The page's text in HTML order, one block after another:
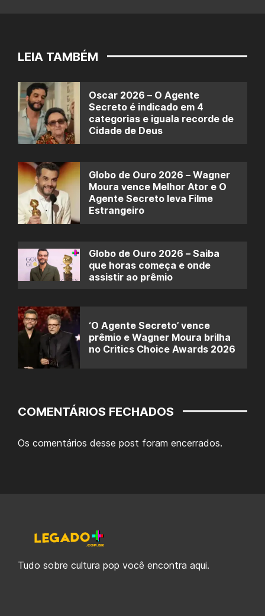
LEIA TAMBÉM
Oscar 2026 – O Agente
Secreto é indicado em 4
categorias e iguala recorde de
Cidade de Deus
Globo de Ouro 2026 – Wagner
Moura vence Melhor Ator e O
Agente Secreto leva Filme
Estrangeiro
Globo de Ouro 2026 – Saiba
que horas começa e onde
assistir ao prêmio
‘O Agente Secreto’ vence
prêmio e Wagner Moura brilha
no Critics Choice Awards 2026
COMENTÁRIOS FECHADOS
Os comentários desse post foram encerrados.
Tudo sobre cultura pop você encontra aqui.